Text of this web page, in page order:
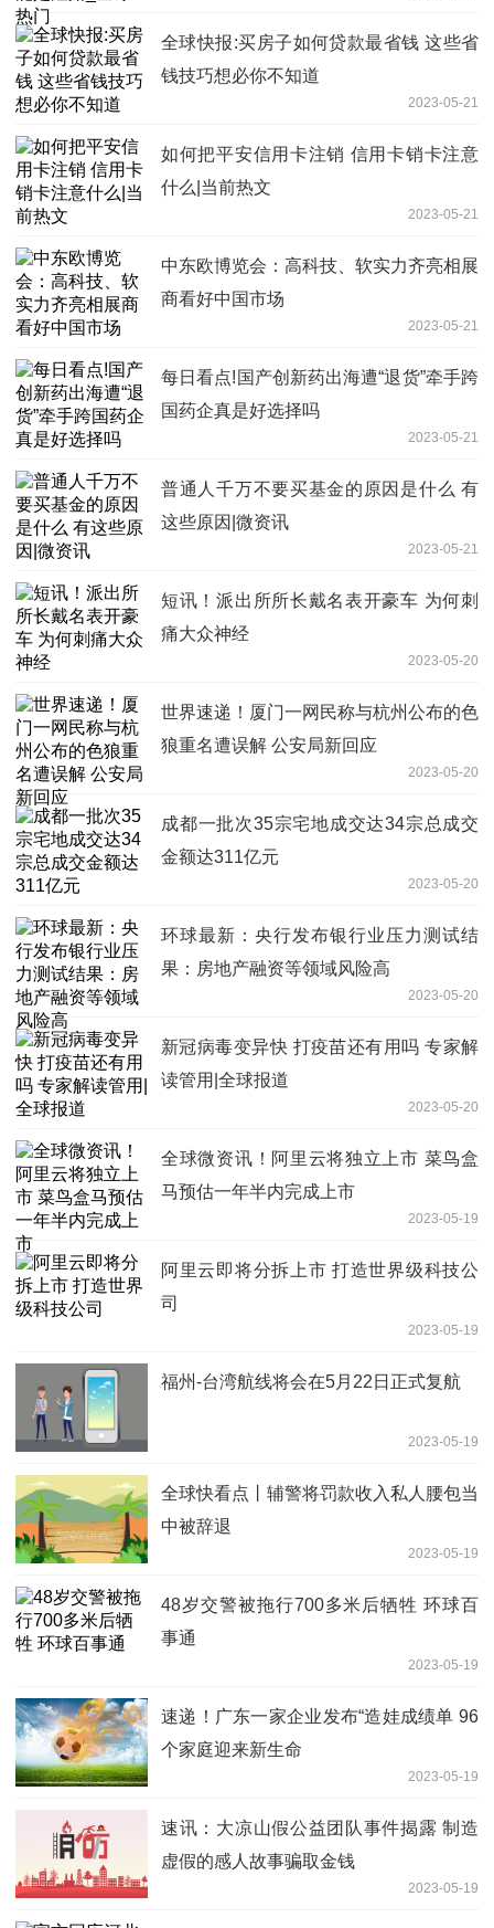
全球快报:买房子如何贷款最省钱 这些省
钱技巧想必你不知道
2023-05-21
如何把平安信用卡注销 信用卡销卡注意
什么|当前热文
2023-05-21
中东欧博览会：高科技、软实力齐亮相展
商看好中国市场
2023-05-21
每日看点!国产创新药出海遭“退货”牵手跨
国药企真是好选择吗
2023-05-21
普通人千万不要买基金的原因是什么 有
这些原因|微资讯
2023-05-21
短讯！派出所所长戴名表开豪车 为何刺
痛大众神经
2023-05-20
世界速递！厦门一网民称与杭州公布的色
狼重名遭误解 公安局新回应
2023-05-20
成都一批次35宗宅地成交达34宗总成交
金额达311亿元
2023-05-20
环球最新：央行发布银行业压力测试结
果：房地产融资等领域风险高
2023-05-20
新冠病毒变异快 打疫苗还有用吗 专家解
读管用|全球报道
2023-05-20
全球微资讯！阿里云将独立上市 菜鸟盒
马预估一年半内完成上市
2023-05-19
阿里云即将分拆上市 打造世界级科技公
司
2023-05-19
福州-台湾航线将会在5月22日正式复航
2023-05-19
全球快看点丨辅警将罚款收入私人腰包当
中被辞退
2023-05-19
48岁交警被拖行700多米后牺牲 环球百
事通
2023-05-19
速递！广东一家企业发布“造娃成绩单 96
个家庭迎来新生命
2023-05-19
速讯：大凉山假公益团队事件揭露 制造
虚假的感人故事骗取金钱
2023-05-19